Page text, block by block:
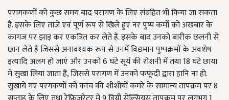
परागकणों को कुछ समय बाद परागण के लिए संग्रहित भी किया जा सकता
है. इसके लिए ताजे एवं पूर्ण रूप से खिले हुए नर पुष्प कर्मों को अखबार के
कागज पर झाड़ कर एकत्रित कर लेते हैं. इसके बाद उनको बारीक छलनी से
छान लेते हैं जिससे अनावश्यक रूप से उनमें विद्यमान पुष्पक्रमों के अवशेष
इत्यादि अलग हो जाएं और उनको 6 घंटे सूर्य की रोशनी में तथा 18 घंटे छाया
में सुखा लिया जाता हैं, जिससे परागण में उनको फफूंदी द्वारा हानि ना हो.
सुखाये गए परगकणों को कांच की शीशीयों कमरे के सामान्य तापक्रम पर 8